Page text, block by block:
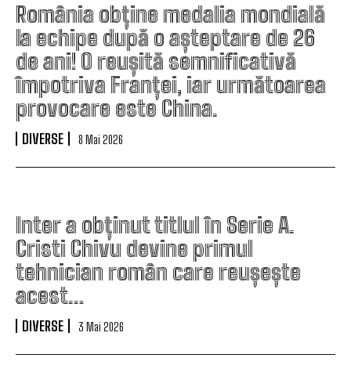
România obține medalia mondială
la echipe după o așteptare de 26
de ani! O reușită semnificativă
împotriva Franței, iar următoarea
provocare este China.
DIVERSE 8 Mai 2026
Inter a obținut titlul în Serie A.
Cristi Chivu devine primul
tehnician român care reușește
acest…
DIVERSE 3 Mai 2026